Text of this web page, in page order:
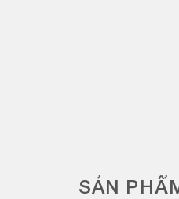
SẢN